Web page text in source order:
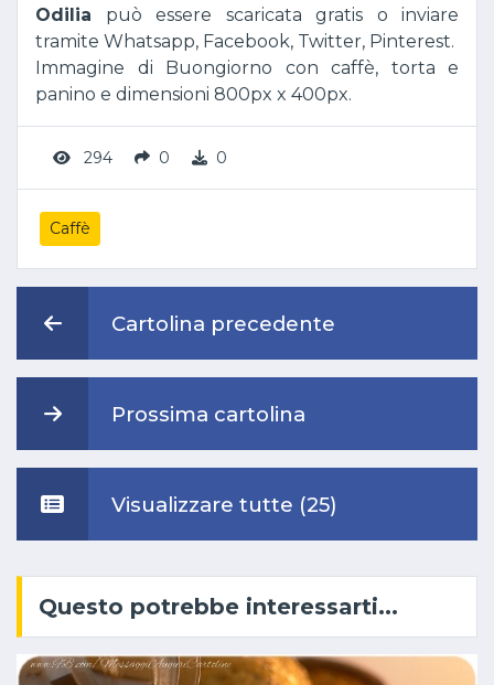
Odilia può essere scaricata gratis o inviare
tramite Whatsapp, Facebook, Twitter, Pinterest.
Immagine di Buongiorno con caffè, torta e
panino e dimensioni 800px x 400px.
294 0 0
Caffè
Cartolina precedente
Prossima cartolina
Visualizzare tutte (25)
Questo potrebbe interessarti...